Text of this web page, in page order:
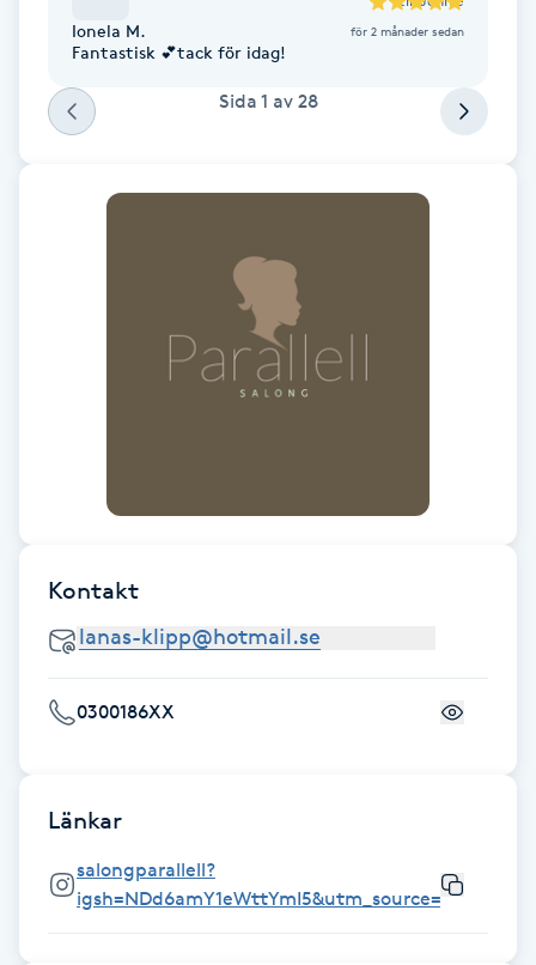
Fransk manikyr
Fransrengöring
Frekvensterapi
Gel naglar
Gelenaglar
Ionela M. för 2 månader sedan
Fantastisk 💕tack för idag!
Sida 1 av 28
Kontakt
0300186XX
Länkar
salongparallell?
igsh=NDd6amY1eWttYmI5&utm_source=qr